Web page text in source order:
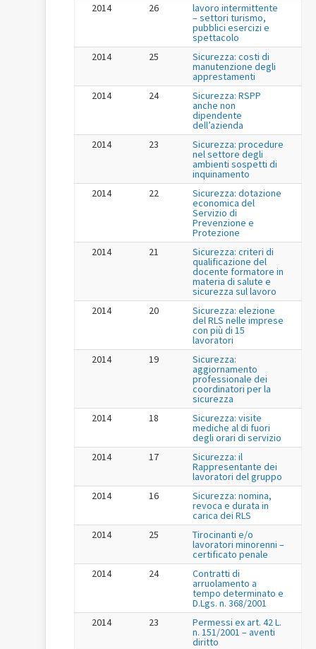
2014
26 lavoro intermittente
– settori turismo,
pubblici esercizi e
spettacolo
2014
25 Sicurezza: costi di
manutenzione degli
apprestamenti
2014
24 Sicurezza: RSPP
anche non
dipendente
dell’azienda
2014
23 Sicurezza: procedure
nel settore degli
ambienti sospetti di
inquinamento
2014
22 Sicurezza: dotazione
economica del
Servizio di
Prevenzione e
Protezione
2014
21 Sicurezza: criteri di
qualificazione del
docente formatore in
materia di salute e
sicurezza sul lavoro
2014
20 Sicurezza: elezione
del RLS nelle imprese
con più di 15
lavoratori
2014
19 Sicurezza:
aggiornamento
professionale dei
coordinatori per la
sicurezza
2014
18 Sicurezza: visite
mediche al di fuori
degli orari di servizio
2014
17 Sicurezza: il
Rappresentante dei
lavoratori del gruppo
2014
16 Sicurezza: nomina,
revoca e durata in
carica dei RLS
2014
25 Tirocinanti e/o
lavoratori minorenni –
certificato penale
2014
24 Contratti di
arruolamento a
tempo determinato e
D.Lgs. n. 368/2001
2014
23 Permessi ex art. 42 L.
n. 151/2001 – aventi
diritto